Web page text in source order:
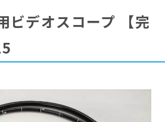
ビデオスコープ
【完